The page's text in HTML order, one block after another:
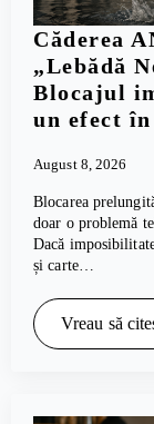
Căderea
„Lebădă
Blocajul
un efect
August 8, 2026
Blocarea
doar o problemă
Dacă
și carte…
Vreau să